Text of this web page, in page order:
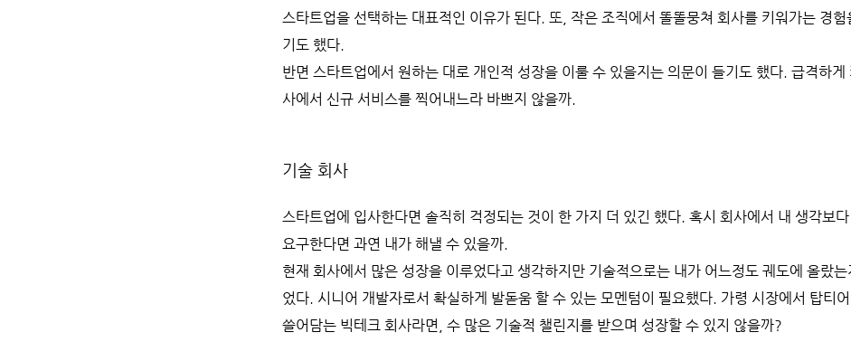
스타트업을 선택하는 대표적인 이유가 된다. 또, 작은 조직에서 똘똘뭉쳐 회사를 키워가는 경험
기도 했다.
반면 스타트업에서 원하는 대로 개인적 성장을 이룰 수 있을지는 의문이 들기도 했다. 급격하게
사에서 신규 서비스를 찍어내느라 바쁘지 않을까.
기술 회사
스타트업에 입사한다면 솔직히 걱정되는 것이 한 가지 더 있긴 했다. 혹시 회사에서 내 생각보
요구한다면 과연 내가 해낼 수 있을까.
현재 회사에서 많은 성장을 이루었다고 생각하지만 기술적으로는 내가 어느정도 궤도에 올랐는
었다. 시니어 개발자로서 확실하게 발돋움 할 수 있는 모멘텀이 필요했다. 가령 시장에서 탑티
쓸어담는 빅테크 회사라면, 수 많은 기술적 챌린지를 받으며 성장할 수 있지 않을까?